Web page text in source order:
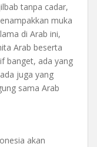
tanpa cadar,
muka
di Arab ini,
Arab beserta
banget, ada yang
juga yang
sama Arab
akan